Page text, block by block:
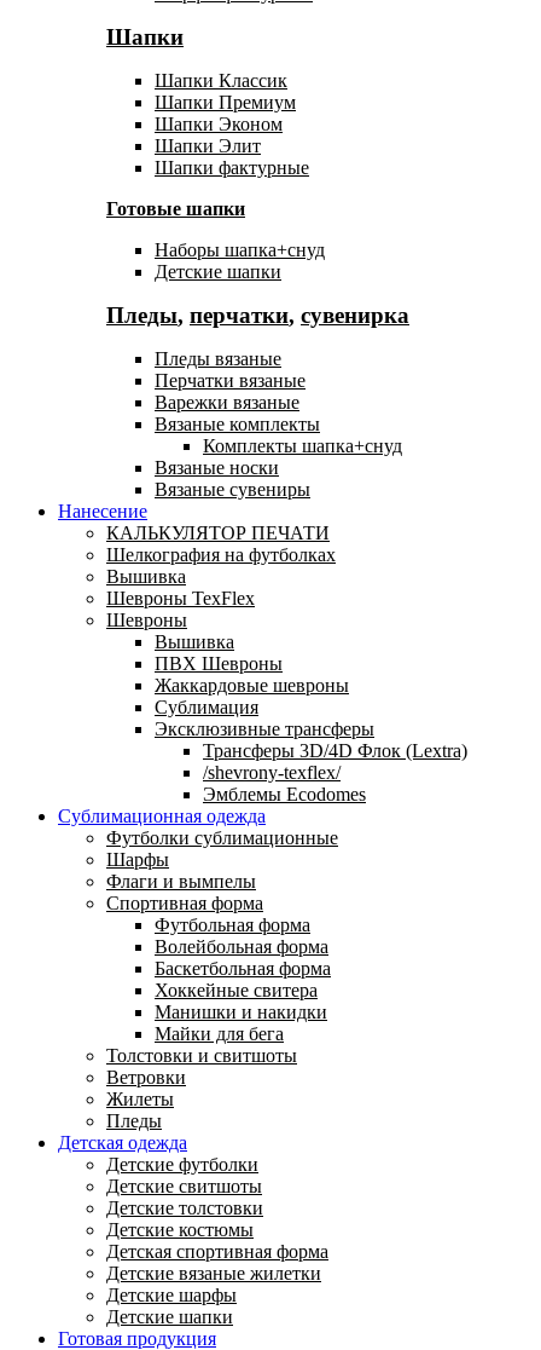
Шапки
Шапки Классик
Шапки Премиум
Шапки Эконом
Шапки Элит
Шапки фактурные
Готовые шапки
Наборы шапка+снуд
Детские шапки
Пледы, перчатки, сувенирка
Пледы вязаные
Перчатки вязаные
Варежки вязаные
Вязаные комплекты
Комплекты шапка+снуд
Вязаные носки
Вязаные сувениры
Нанесение
КАЛЬКУЛЯТОР ПЕЧАТИ
Шелкография на футболках
Вышивка
Шевроны TexFlex
Шевроны
Вышивка
ПВХ Шевроны
Жаккардовые шевроны
Сублимация
Эксклюзивные трансферы
Трансферы 3D/4D Флок (Lextra)
/shevrony-texflex/
Эмблемы Ecodomes
Сублимационная одежда
Футболки сублимационные
Шарфы
Флаги и вымпелы
Спортивная форма
Футбольная форма
Волейбольная форма
Баскетбольная форма
Хоккейные свитера
Манишки и накидки
Майки для бега
Толстовки и свитшоты
Ветровки
Жилеты
Пледы
Детская одежда
Детские футболки
Детские свитшоты
Детские толстовки
Детские костюмы
Детская спортивная форма
Детские вязаные жилетки
Детские шарфы
Детские шапки
Готовая продукция